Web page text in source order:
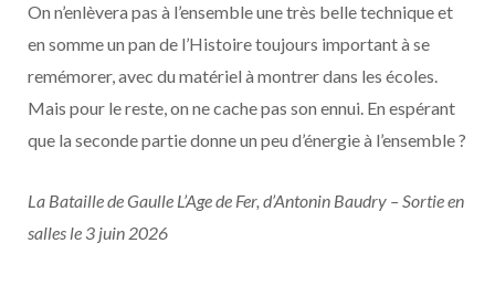
On n’enlèvera pas à l’ensemble une très belle technique et
en somme un pan de l’Histoire toujours important à se
remémorer, avec du matériel à montrer dans les écoles.
Mais pour le reste, on ne cache pas son ennui. En espérant
que la seconde partie donne un peu d’énergie à l’ensemble ?
La Bataille de Gaulle L’Age de Fer, d’Antonin Baudry – Sortie en
salles le 3 juin 2026